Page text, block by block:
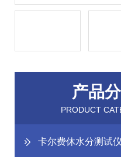
产品
PRODUCT
卡尔费休水分测试仪